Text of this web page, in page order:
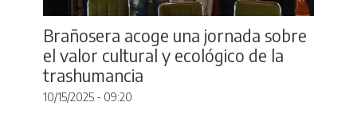
Brañosera acoge una jornada sobre
el valor cultural y ecológico de la
trashumancia
10/15/2025 - 09:20